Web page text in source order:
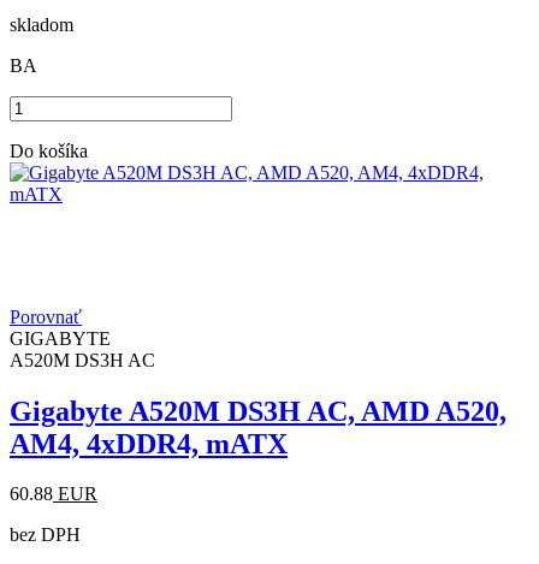
skladom
BA
Do košíka
Porovnať
GIGABYTE
A520M DS3H AC
Gigabyte A520M DS3H AC, AMD A520,
AM4, 4xDDR4, mATX
60.88 EUR
bez DPH